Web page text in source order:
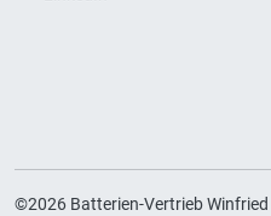
©2026 Batterien-Vertrieb